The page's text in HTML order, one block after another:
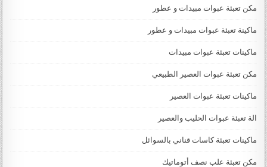
مكن تعبئة عبوات مبيدات و عطور
ماكينة تعبئة عبوات مبيدات و عطور
ماكينات تعبئة عبوات مبيدات
مكن تعبئة عبوات العصير الطبيعي
ماكينات تعبئة عبوات العصير
الة تعبئة عبوات الحليب والعصير
ماكينات تعبئة كاسات قناني بالسوائل
مكن تعبئة علب نصف أتوماتيك